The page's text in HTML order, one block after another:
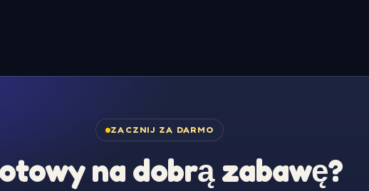
ZACZNIJ ZA DARMO
na dobrą zabawę?